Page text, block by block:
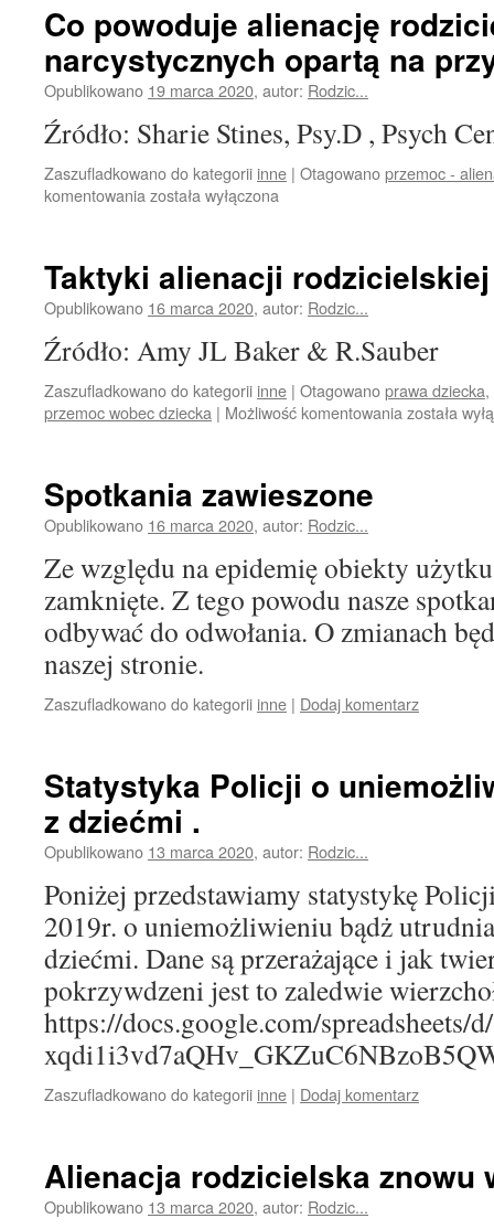
dzieciakami”
w
czasie
epidemii
Co powoduje alienację
narcystycznych opartą na
Opublikowano 19 marca 2020, autor: Rodzic...
Źródło: Sharie Stines, Psy.D , Psych
Zaszufladkowano do kategorii inne | Otagowanoprzemoc -
komentowania Co
w
relacjach
opartą
przywiązaniu
została wyłączona
Taktyki alienacji rodzicielskiej
Opublikowano 16 marca 2020, autor: Rodzic...
Źródło: Amy JL Baker & R.Sauber
Zaszufladkowano do kategorii inne | Otagowanoprawa dziecka,
przemoc wobec dziecka | Możliwość komentowania Taktyki
została
Spotkania zawieszone
Opublikowano 16 marca 2020, autor: Rodzic...
Ze względu na epidemię obiekty
zamknięte. Z tego powodu nasze
odbywać do odwołania. O zmianach
naszej stronie.
Zaszufladkowano do kategorii inne | Dodaj komentarz
Statystyka Policji o
z dziećmi .
Opublikowano 13 marca 2020, autor: Rodzic...
Poniżej przedstawiamy statystykę
2019r. o uniemożliwieniu bądż
dziećmi. Dane są przerażające i jak
pokrzywdzeni jest to zaledwie
https://docs.google.com/spreadsheets/
Zaszufladkowano do kategorii inne | Dodaj komentarz
Alienacja rodzicielska znowu
Opublikowano 13 marca 2020, autor: Rodzic...